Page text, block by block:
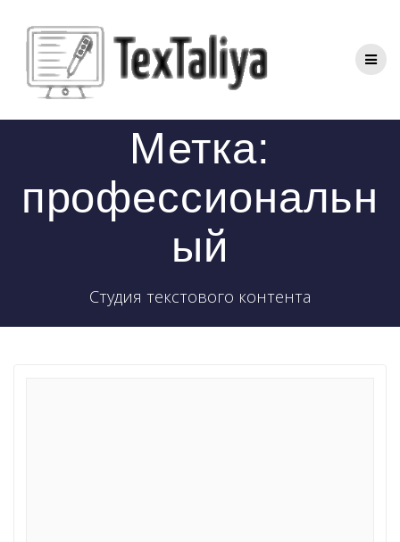
контенту
Метка:
профессиональн
ый
Студия текстового контента